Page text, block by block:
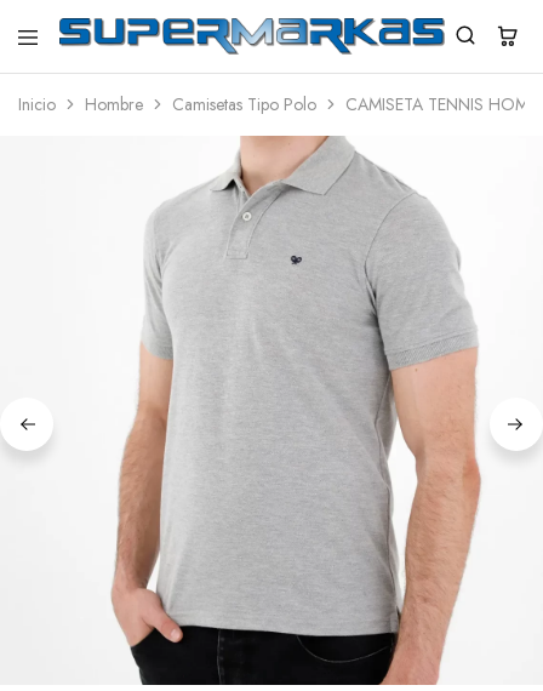
SuperMarkas
Ropa
con
Inicio Hombre Camisetas Tipo Polo CAMISETA TENNIS